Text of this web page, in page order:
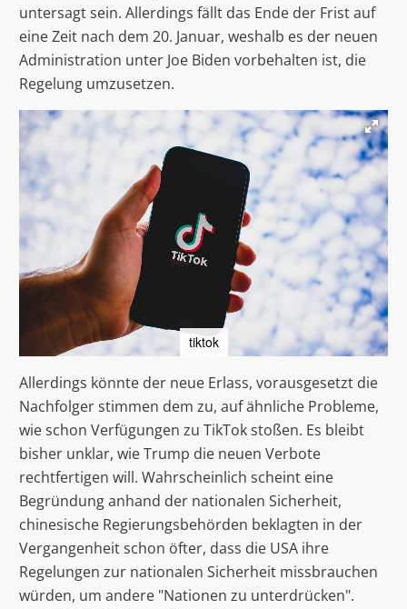
untersagt sein. Allerdings fällt das Ende der Frist auf
eine Zeit nach dem 20. Januar, weshalb es der neuen
Administration unter Joe Biden vorbehalten ist, die
Regelung umzusetzen.
tiktok
Allerdings könnte der neue Erlass, vorausgesetzt die
Nachfolger stimmen dem zu, auf ähnliche Probleme,
wie schon Verfügungen zu TikTok stoßen. Es bleibt
bisher unklar, wie Trump die neuen Verbote
rechtfertigen will. Wahrscheinlich scheint eine
Begründung anhand der nationalen Sicherheit,
chinesische Regierungsbehörden beklagten in der
Vergangenheit schon öfter, dass die USA ihre
Regelungen zur nationalen Sicherheit missbrauchen
würden, um andere "Nationen zu unterdrücken".